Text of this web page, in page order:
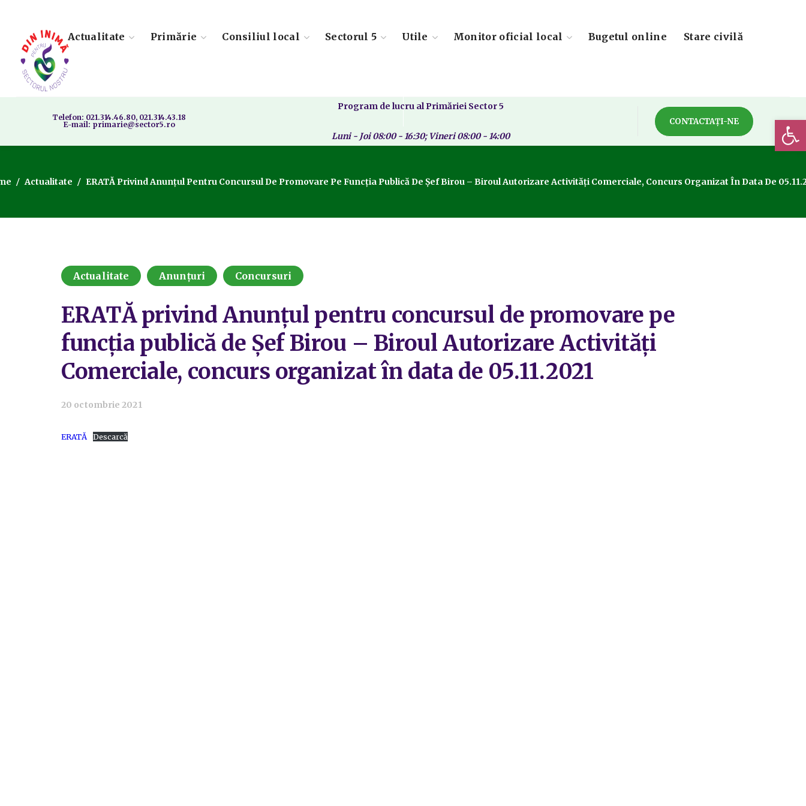
Actualitate Primărie Consiliul local Sectorul 5 Utile Monitor oficial local Bugetul online Stare civilă
Telefon: 021.314.46.80, 021.314.43.18
E-mail: primarie@sector5.ro
Program de lucru al Primăriei Sector 5
Luni - Joi 08:00 - 16:30; Vineri 08:00 - 14:00
CONTACTAȚI-NE
Actualitate ERATĂ Privind Anunțul Pentru Concursul De Promovare Pe Funcția Publică De Șef Birou – Biroul Autorizare Activități Comerciale, Concurs Organizat În Data De
Actualitate Anunțuri Concursuri
ERATĂ privind Anunțul pentru concursul de promovare pe
funcția publică de Șef Birou – Biroul Autorizare Activități
Comerciale, concurs organizat în data de 05.11.2021
20 octombrie 2021
ERATĂ Descarcă